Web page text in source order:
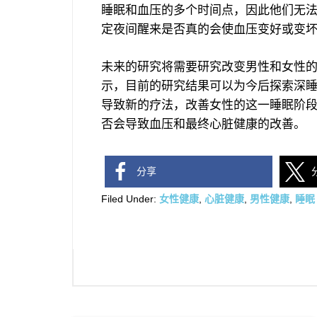
睡眠和血压的多个时间点，因此他们无
定夜间醒来是否真的会使血压变好或变
未来的研究将需要研究改变男性和女性
示，目前的研究结果可以为今后探索深
导致新的疗法，改善女性的这一睡眠阶
否会导致血压和最终心脏健康的改善。
分享
Filed Under: 女性健康 心脏健康 男性健康 睡眠